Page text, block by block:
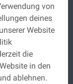
von
deines
Website
die
in den
ablehnen.